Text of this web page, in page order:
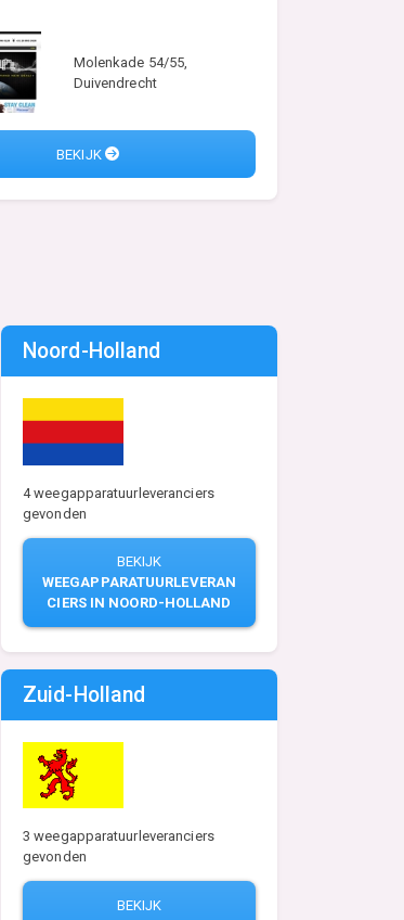
Molenkade 54/55,
Duivendrecht
BEKIJK
Noord-Holland
4 weegapparatuurleveranciers
gevonden
BEKIJK
WEEGAPPARATUURLEVERAN
CIERS IN NOORD-HOLLAND
Zuid-Holland
3 weegapparatuurleveranciers
gevonden
BEKIJK